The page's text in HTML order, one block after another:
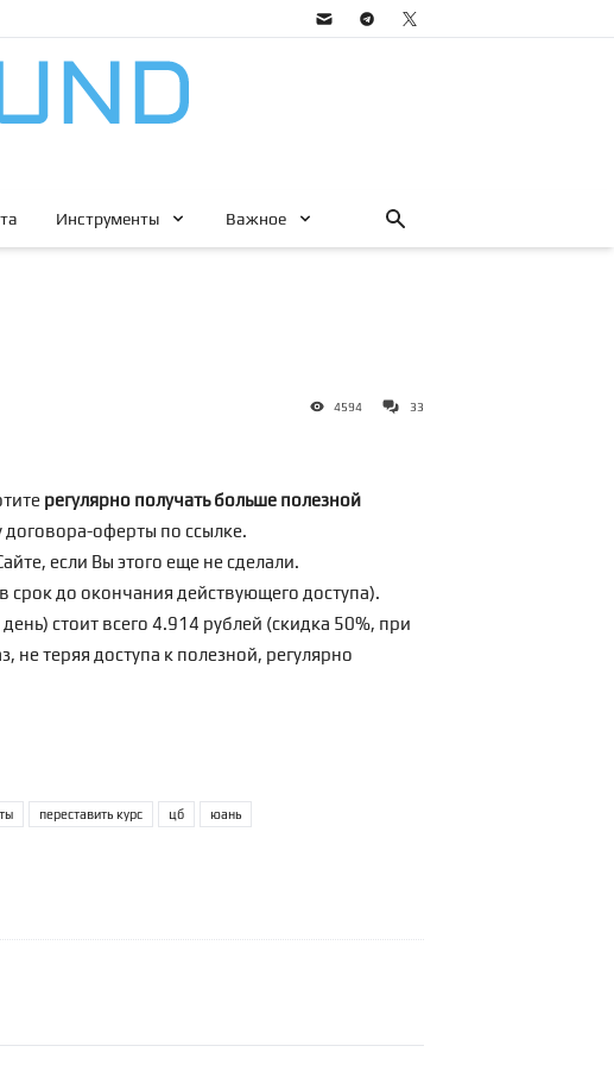
Инструменты Важное
4594 33
регулярно получать больше полезной
договора-оферты по ссылке.
если Вы этого еще не сделали.
срок до окончания действующего доступа).
стоит всего 4.914 рублей (скидка 50%, при
не теряя доступа к полезной, регулярно
переставить курс цб юань